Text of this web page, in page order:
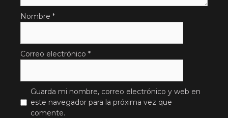
Nombre *
Correo electrónico *
Guarda mi nombre, correo electrónico y web en
este navegador para la próxima vez que
comente.